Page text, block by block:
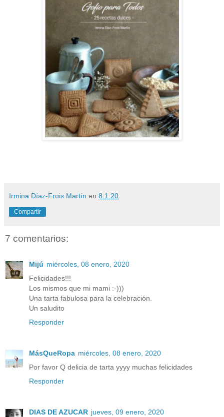
Irmina Díaz-Frois Martín en 8.1.20
Compartir
7 comentarios:
Mijú miércoles, 08 enero, 2020
Felicidades!!!
Los mismos que mi mami :-)))
Una tarta fabulosa para la celebración.
Un saludito
Responder
MásQueRopa miércoles, 08 enero, 2020
Por favor Q delicia de tarta yyyy muchas felicidades
Responder
DIAS DE AZUCAR jueves, 09 enero, 2020